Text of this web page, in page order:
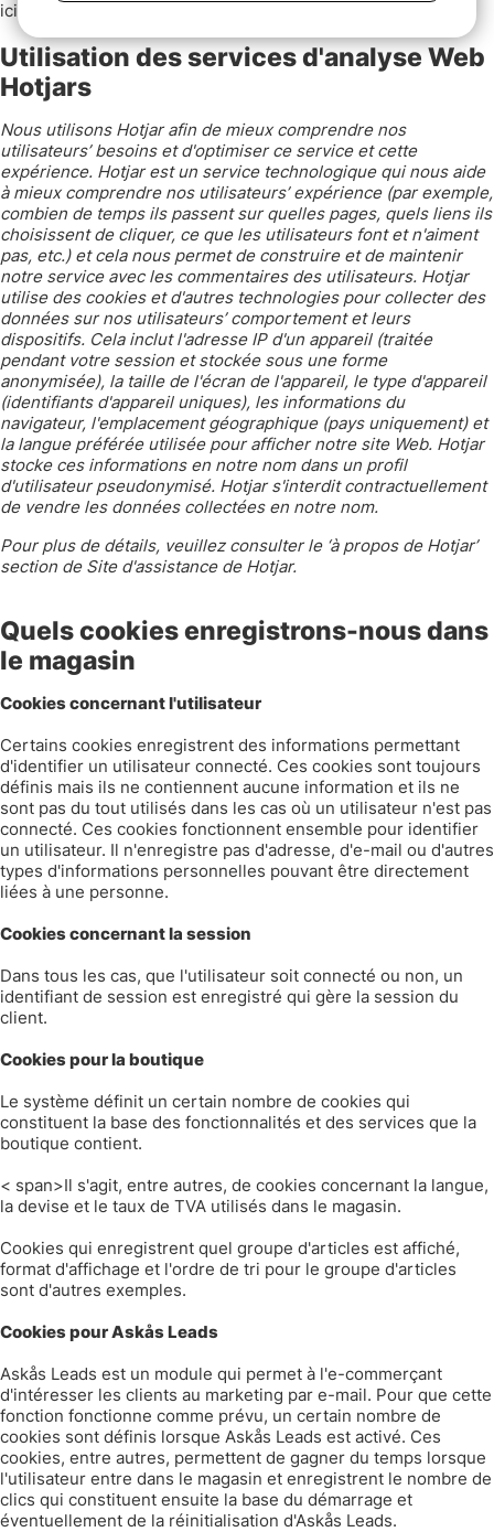
ici :
Utilisation des services d'analyse Web
Hotjars
Nous utilisons Hotjar afin de mieux comprendre nos
utilisateurs’ besoins et d'optimiser ce service et cette
expérience. Hotjar est un service technologique qui nous aide
à mieux comprendre nos utilisateurs’ expérience (par exemple,
combien de temps ils passent sur quelles pages, quels liens ils
choisissent de cliquer, ce que les utilisateurs font et n'aiment
pas, etc.) et cela nous permet de construire et de maintenir
notre service avec les commentaires des utilisateurs. Hotjar
utilise des cookies et d'autres technologies pour collecter des
données sur nos utilisateurs’ comportement et leurs
dispositifs. Cela inclut l'adresse IP d'un appareil (traitée
pendant votre session et stockée sous une forme
anonymisée), la taille de l'écran de l'appareil, le type d'appareil
(identifiants d'appareil uniques), les informations du
navigateur, l'emplacement géographique (pays uniquement) et
la langue préférée utilisée pour afficher notre site Web. Hotjar
stocke ces informations en notre nom dans un profil
d'utilisateur pseudonymisé. Hotjar s'interdit contractuellement
de vendre les données collectées en notre nom.
Pour plus de détails, veuillez consulter le ‘à propos de Hotjar’
section de Site d'assistance de Hotjar.
Quels cookies enregistrons-nous dans
le magasin
Cookies concernant l'utilisateur
Certains cookies enregistrent des informations permettant
d'identifier un utilisateur connecté. Ces cookies sont toujours
définis mais ils ne contiennent aucune information et ils ne
sont pas du tout utilisés dans les cas où un utilisateur n'est pas
connecté. Ces cookies fonctionnent ensemble pour identifier
un utilisateur. Il n'enregistre pas d'adresse, d'e-mail ou d'autres
types d'informations personnelles pouvant être directement
liées à une personne.
Cookies concernant la session
Dans tous les cas, que l'utilisateur soit connecté ou non, un
identifiant de session est enregistré qui gère la session du
client.
Cookies pour la boutique
Le système définit un certain nombre de cookies qui
constituent la base des fonctionnalités et des services que la
boutique contient.
< span>Il s'agit, entre autres, de cookies concernant la langue,
la devise et le taux de TVA utilisés dans le magasin.
Cookies qui enregistrent quel groupe d'articles est affiché,
format d'affichage et l'ordre de tri pour le groupe d'articles
sont d'autres exemples.
Cookies pour Askås Leads
Askås Leads est un module qui permet à l'e-commerçant
d'intéresser les clients au marketing par e-mail. Pour que cette
fonction fonctionne comme prévu, un certain nombre de
cookies sont définis lorsque Askås Leads est activé. Ces
cookies, entre autres, permettent de gagner du temps lorsque
l'utilisateur entre dans le magasin et enregistrent le nombre de
clics qui constituent ensuite la base du démarrage et
éventuellement de la réinitialisation d'Askås Leads.